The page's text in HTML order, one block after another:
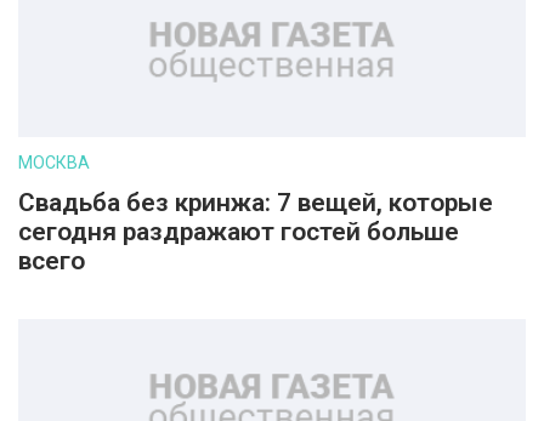
МОСКВА
Свадьба без кринжа: 7 вещей, которые
сегодня раздражают гостей больше
всего